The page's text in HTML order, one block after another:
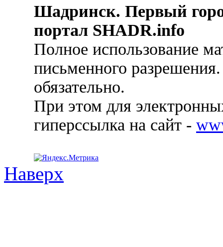
Шадринск. Первый
портал SHADR.info
Полное использование
письменного
обязательно.
При этом для
гиперссылка на сайт -
Наверх